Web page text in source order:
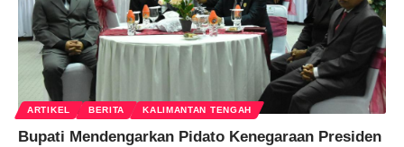
ARTIKEL BERITA KALIMANTAN TENGAH
Bupati Mendengarkan Pidato Kenegaraan Presiden